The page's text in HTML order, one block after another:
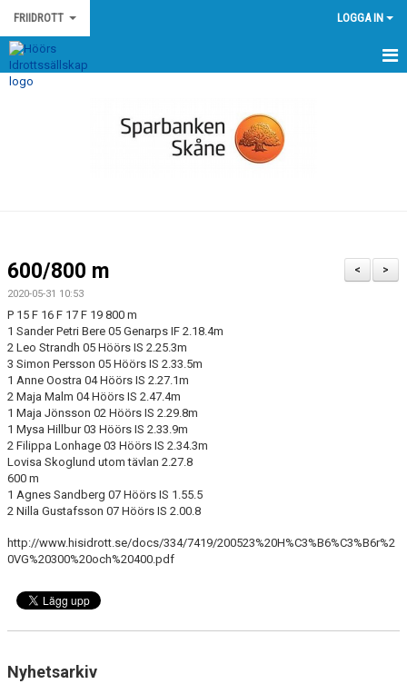
FRIIDROTT LOGGA IN
HEM
BILDGALLERI
DOKUMENT
KONTAKT
EGNA TÄVLINGAR
ATT TÄVLA I FRIIDROTT
>
<
600/800 m
2020-05-31 10:53
P 15 F 16 F 17 F 19 800 m
1 Sander Petri Bere 05 Genarps IF 2.18.4m
2 Leo Strandh 05 Höörs IS 2.25.3m
3 Simon Persson 05 Höörs IS 2.33.5m
1 Anne Oostra 04 Höörs IS 2.27.1m
2 Maja Malm 04 Höörs IS 2.47.4m
1 Maja Jönsson 02 Höörs IS 2.29.8m
1 Mysa Hillbur 03 Höörs IS 2.33.9m
2 Filippa Lonhage 03 Höörs IS 2.34.3m
Lovisa Skoglund utom tävlan 2.27.8
600 m
1 Agnes Sandberg 07 Höörs IS 1.55.5
2 Nilla Gustafsson 07 Höörs IS 2.00.8
http://www.hisidrott.se/docs/334/7419/200523%20H%C3%B6%C3%B6r%2
0VG%20300%20och%20400.pdf
Nyhetsarkiv